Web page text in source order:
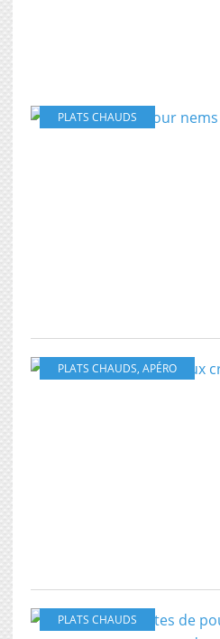
PLATS CHAUDS
PLATS CHAUDS, APÉRO
PLATS CHAUDS